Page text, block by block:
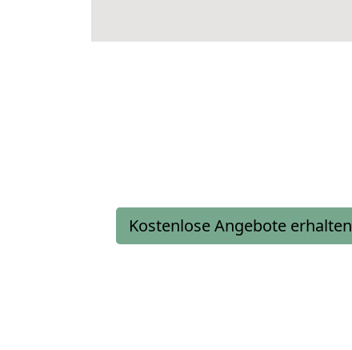
Kostenlose Angebote erhalten